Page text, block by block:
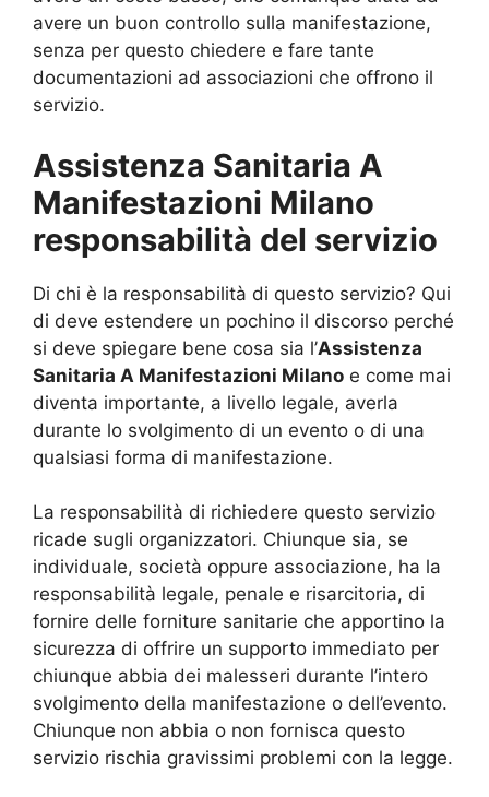
avere un buon controllo sulla manifestazione,
senza per questo chiedere e fare tante
documentazioni ad associazioni che offrono il
servizio.
Assistenza Sanitaria A
Manifestazioni Milano
responsabilità del servizio
Di chi è la responsabilità di questo servizio? Qui
di deve estendere un pochino il discorso perché
si deve spiegare bene cosa sia l’Assistenza
Sanitaria A Manifestazioni Milano e come mai
diventa importante, a livello legale, averla
durante lo svolgimento di un evento o di una
qualsiasi forma di manifestazione.
La responsabilità di richiedere questo servizio
ricade sugli organizzatori. Chiunque sia, se
individuale, società oppure associazione, ha la
responsabilità legale, penale e risarcitoria, di
fornire delle forniture sanitarie che apportino la
sicurezza di offrire un supporto immediato per
chiunque abbia dei malesseri durante l’intero
svolgimento della manifestazione o dell’evento.
Chiunque non abbia o non fornisca questo
servizio rischia gravissimi problemi con la legge.